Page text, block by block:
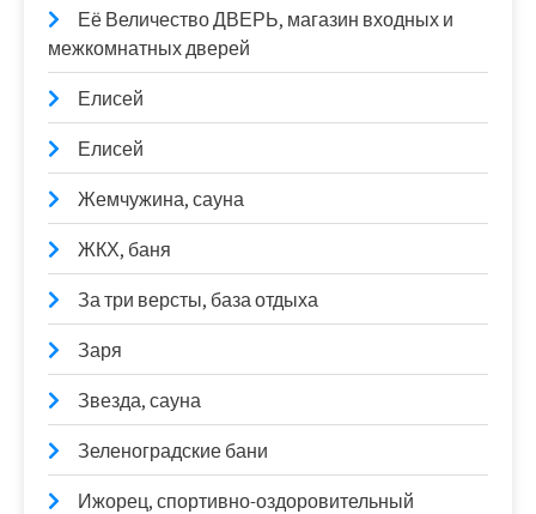
Её Величество ДВЕРЬ, магазин входных и
межкомнатных дверей
Елисей
Елисей
Жемчужина, сауна
ЖКХ, баня
За три версты, база отдыха
Заря
Звезда, сауна
Зеленоградские бани
Ижорец, спортивно-оздоровительный